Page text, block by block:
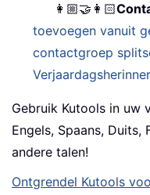
👩🏼‍🤝‍👩🏻
toevoegen vanuit
contactgroep
Gebruik Kutools in uw
Engels, Spaans, Duits,
andere talen!
Ontgrendel Kutools